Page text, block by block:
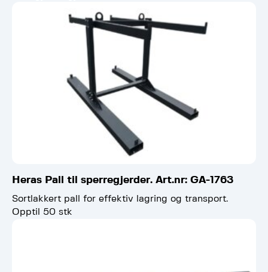
Heras Pall til sperregjerder. Art.nr: GA-1763
Sortlakkert pall for effektiv lagring og transport.
Opptil 50 stk